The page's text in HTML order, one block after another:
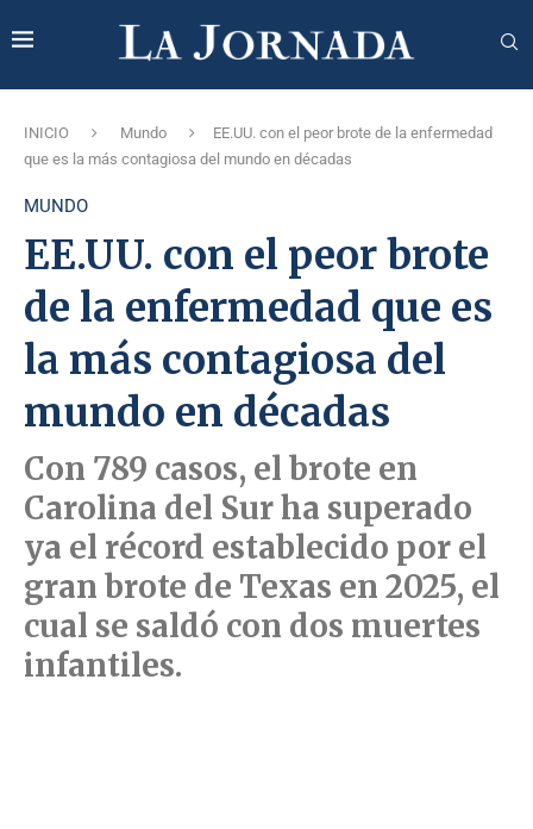
INICIO Mundo
EE.UU. con el peor brote de la enfermedad
que es la más contagiosa del mundo en décadas
MUNDO
EE.UU. con el peor brote
de la enfermedad que es
la más contagiosa del
mundo en décadas
Con 789 casos, el brote en
Carolina del Sur ha superado
ya el récord establecido por el
gran brote de Texas en 2025, el
cual se saldó con dos muertes
infantiles.